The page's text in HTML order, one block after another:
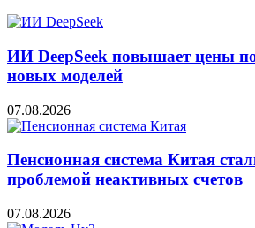
ИИ DeepSeek повышает цены
новых моделей
07.08.2026
Пенсионная система Китая
проблемой неактивных счетов
07.08.2026